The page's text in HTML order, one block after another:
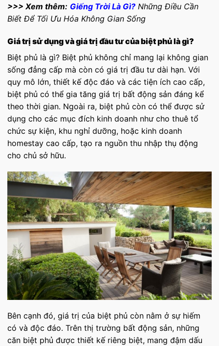
>>> Xem thêm: Giếng Trời Là Gì? Những Điều Cần
Biết Để Tối Ưu Hóa Không Gian Sống
Giá trị sử dụng và giá trị đầu tư của biệt phủ là gì?
Biệt phủ là gì? Biệt phủ không chỉ mang lại không gian
sống đẳng cấp mà còn có giá trị đầu tư dài hạn. Với
quy mô lớn, thiết kế độc đáo và các tiện ích cao cấp,
biệt phủ có thể gia tăng giá trị bất động sản đáng kể
theo thời gian. Ngoài ra, biệt phủ còn có thể được sử
dụng cho các mục đích kinh doanh như cho thuê tổ
chức sự kiện, khu nghỉ dưỡng, hoặc kinh doanh
homestay cao cấp, tạo ra nguồn thu nhập thụ động
cho chủ sở hữu.
Bên cạnh đó, giá trị của biệt phủ còn nằm ở sự hiếm
có và độc đáo. Trên thị trường bất động sản, những
căn biệt phủ được thiết kế riêng biệt, mang đậm dấu